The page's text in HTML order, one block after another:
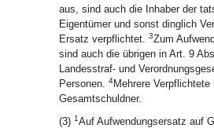
aus, sind auch die Inhaber der
Eigentümer und sonst dinglich
Ersatz verpflichtet. 3Zum
sind auch die übrigen in Art. 9
Landesstraf- und
Personen. 4Mehrere Verpflichtete
Gesamtschuldner.
(3) 1Auf Aufwendungsersatz auf